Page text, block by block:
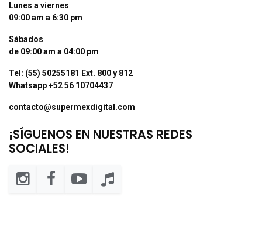
Lunes a viernes
09:00 am a 6:30 pm
Sábados
de 09:00 am a 04:00 pm
Tel: (55) 50255181 Ext. 800 y 812
Whatsapp +52 56 10704437
contacto@supermexdigital.com
¡SÍGUENOS EN NUESTRAS REDES
SOCIALES!